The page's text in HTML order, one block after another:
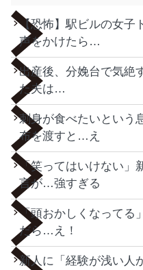
【恐怖】駅ビルの女子
声をかけたら…
出産後、分娩台で気絶
た夫は…
刺身が食べたいという
布を渡すと…え
「笑ってはいけない」
言が…強すぎる
「頭おかしくなってる
だら…え！
新人に「経験が浅い人